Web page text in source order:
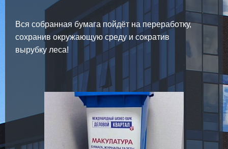
Вся собранная бумага пойдёт на переработку,
сохранив окружающую среду и сократив
вырубку леса!